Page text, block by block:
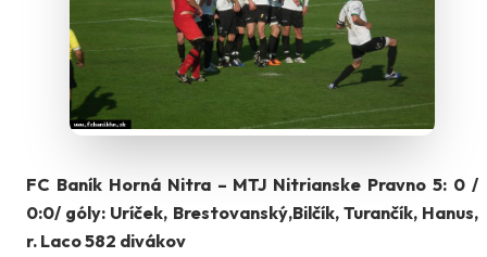
FC Baník Horná Nitra – MTJ Nitrianske Pravno 5: 0 /
0:0/ góly: Uríček, Brestovanský,Bilčík, Turančík, Hanus,
r. Laco 582 divákov